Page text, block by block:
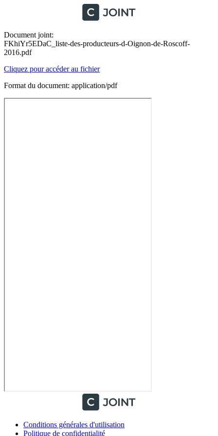
Document joint:
FKhiYr5EDaC_liste-des-producteurs-d-Oignon-de-Roscoff-
2016.pdf
Cliquez pour accéder au fichier
Format du document: application/pdf
Conditions générales d'utilisation
Politique de confidentialité